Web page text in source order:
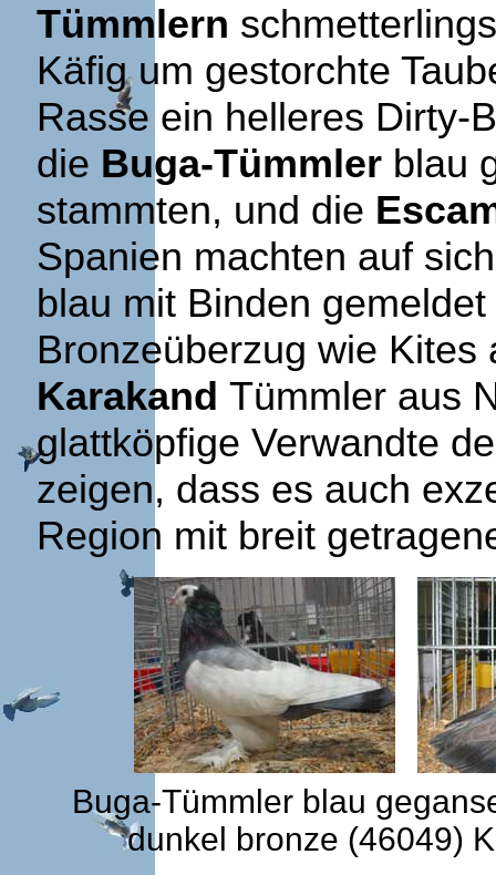
Tümmlern
Käfig um gestorchte
Rasse ein helleres Dirty-
die Buga-Tümmlerblau
stammten, und die
Spanien machten auf
blau mit Binden
Bronzeüberzug wie
Karakand Tümmler aus
glattköpfige Verwandte
zeigen, dass es auch
Region mit breit
Buga-Tümmler blau
dunkel bronze (46049)